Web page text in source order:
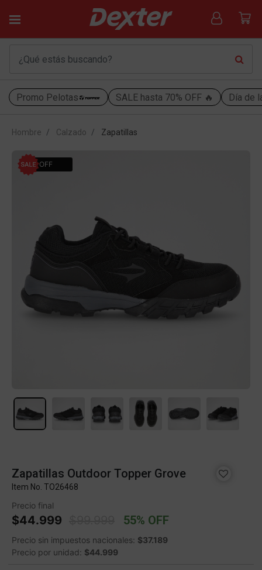
Promo Pelotas SALE hasta 70% OFF 🔥 Día de
Hombre Calzado Zapatillas
55% OFF
Zapatillas Outdoor Topper Grove
Item No. TO26468
Precio final
$44.999 Price reduced from
55% OFF
Precio sin impuestos nacionales: $37.189
Precio por unidad: $44.999